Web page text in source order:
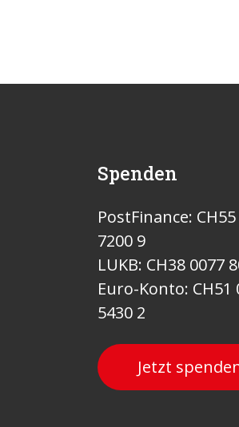
Spenden
PostFinance:
7200 9
LUKB: CH38 0077
Euro-Konto: CH51
5430 2
Jetzt